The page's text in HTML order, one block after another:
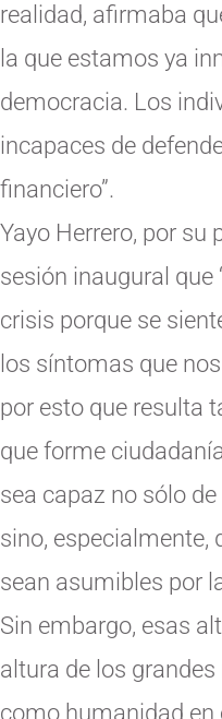
realidad, afirmaba
la que estamos ya
democracia. Los
incapaces de
financiero”.
Yayo Herrero, por su
sesión inaugural que
crisis porque se
los síntomas que
por esto que resulta
que forme
sea capaz no sólo
sino, especialmente,
sean asumibles por
Sin embargo, esas
altura de los
como humanidad en